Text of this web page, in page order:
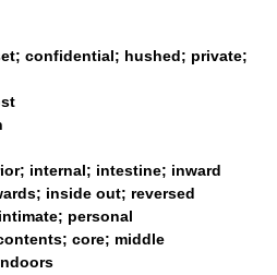
confidential; hushed; private;
internal; intestine; inward
inside out; reversed
personal
core; middle